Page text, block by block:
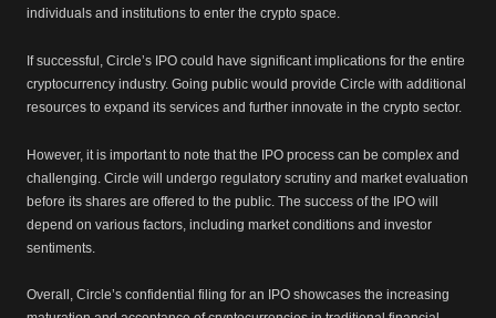
individuals and institutions to enter the crypto space.
If successful, Circle’s IPO could have significant implications for the entire
cryptocurrency industry. Going public would provide Circle with additional
resources to expand its services and further innovate in the crypto sector.
However, it is important to note that the IPO process can be complex and
challenging. Circle will undergo regulatory scrutiny and market evaluation
before its shares are offered to the public. The success of the IPO will
depend on various factors, including market conditions and investor
sentiments.
Overall, Circle’s confidential filing for an IPO showcases the increasing